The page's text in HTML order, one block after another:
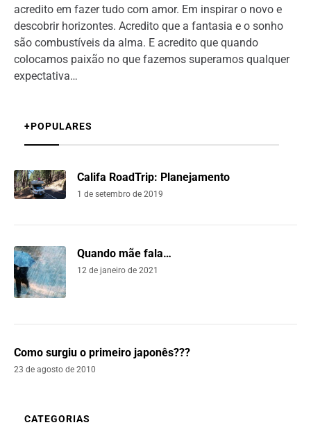
acredito em fazer tudo com amor. Em inspirar o novo e
descobrir horizontes. Acredito que a fantasia e o sonho
são combustíveis da alma. E acredito que quando
colocamos paixão no que fazemos superamos qualquer
expectativa…
+POPULARES
Califa RoadTrip: Planejamento
1 de setembro de 2019
Quando mãe fala…
12 de janeiro de 2021
Como surgiu o primeiro japonês???
23 de agosto de 2010
CATEGORIAS